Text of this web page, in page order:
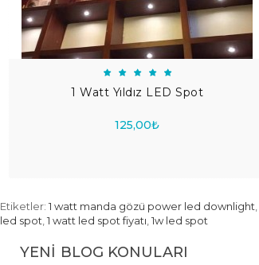
1 Watt Yıldız LED Spot
125,00₺
Etiketler: 1 watt manda gözü power led downlight
led spot 1 watt led spot fiyatı 1w led spot
YENI BLOG KONULARI